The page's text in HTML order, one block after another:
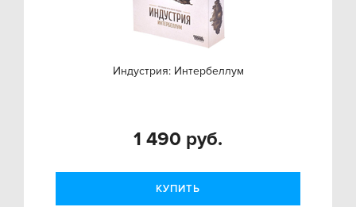
Индустрия: Интербеллум
1 490 руб.
КУПИТЬ